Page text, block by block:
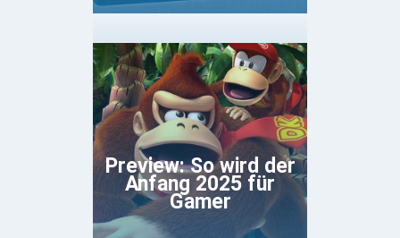
Preview: So wird der
Anfang 2025 für
Gamer